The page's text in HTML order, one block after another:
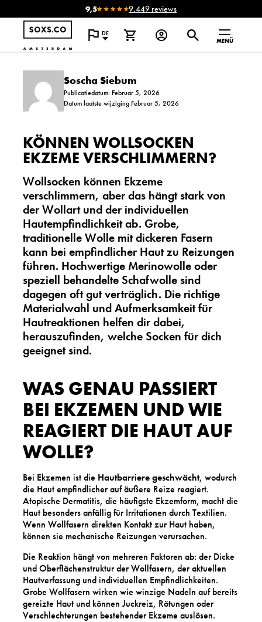
9,5 9.449 reviews
DE
MENÜ
Soscha Siebum
Publicatiedatum: Februar 5, 2026
Datum laatste wijziging:Februar 5, 2026
KÖNNEN WOLLSOCKEN
EKZEME VERSCHLIMMERN?
Wollsocken können Ekzeme
verschlimmern, aber das hängt stark von
der Wollart und der individuellen
Hautempfindlichkeit ab. Grobe,
traditionelle Wolle mit dickeren Fasern
kann bei empfindlicher Haut zu Reizungen
führen. Hochwertige Merinowolle oder
speziell behandelte Schafwolle sind
dagegen oft gut verträglich. Die richtige
Materialwahl und Aufmerksamkeit für
Hautreaktionen helfen dir dabei,
herauszufinden, welche Socken für dich
geeignet sind.
WAS GENAU PASSIERT
BEI EKZEMEN UND WIE
REAGIERT DIE HAUT AUF
WOLLE?
Bei Ekzemen ist die Hautbarriere geschwächt, wodurch
die Haut empfindlicher auf äußere Reize reagiert.
Atopische Dermatitis, die häufigste Ekzemform, macht die
Haut besonders anfällig für Irritationen durch Textilien.
Wenn Wollfasern direkten Kontakt zur Haut haben,
können sie mechanische Reizungen verursachen.
Die Reaktion hängt von mehreren Faktoren ab: der Dicke
und Oberflächenstruktur der Wollfasern, der aktuellen
Hautverfassung und individuellen Empfindlichkeiten.
Grobe Wollfasern wirken wie winzige Nadeln auf bereits
gereizte Haut und können Juckreiz, Rötungen oder
Verschlechterungen bestehender Ekzeme auslösen.